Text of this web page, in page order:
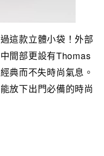
這款立體小袋！外部
間部更設有Thomas
典而不失時尚氣息。
放下出門必備的時尚